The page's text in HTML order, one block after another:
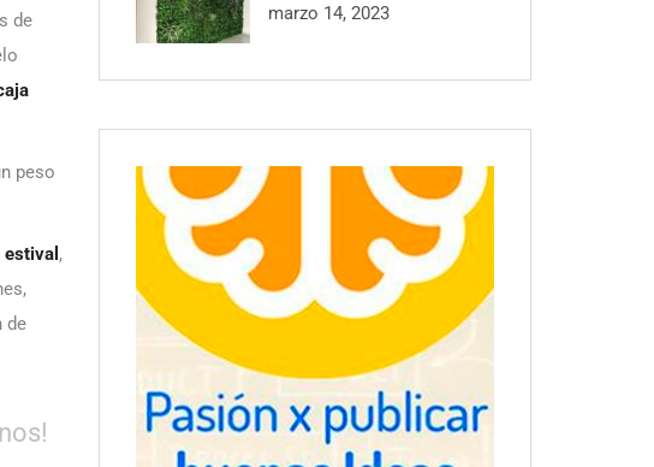
de
peso
,
de
marzo 14, 2023